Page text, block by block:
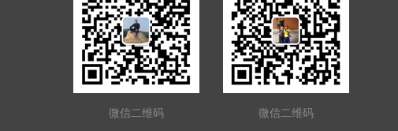
微信二维码 微信二维码